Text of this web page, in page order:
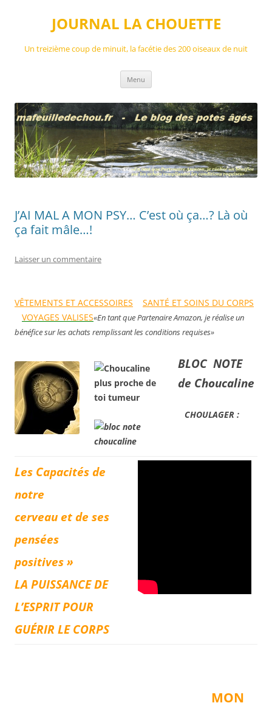
JOURNAL LA CHOUETTE
Un treizième coup de minuit, la facétie des 200 oiseaux de nuit
Menu
J’AI MAL A MON PSY… C’est où ça…? Là où
ça fait mâle…!
Laisser un commentaire
VÊTEMENTS ET ACCESSOIRES
SANTÉ ET SOINS DU CORPS
VOYAGES VALISES«En tant que Partenaire Amazon, je réalise un
bénéfice sur les achats remplissant les conditions requises»
BLOC NOTE
de Choucaline
CHOULAGER :
Les Capacités de
notre
cerveau et de ses
pensées
positives »
LA PUISSANCE DE
L’ESPRIT POUR
GUÉRIR LE CORPS
MON